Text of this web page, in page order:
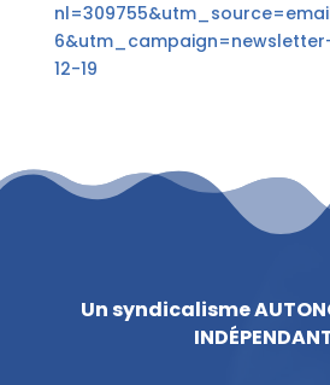
12-19
Un syndicalisme